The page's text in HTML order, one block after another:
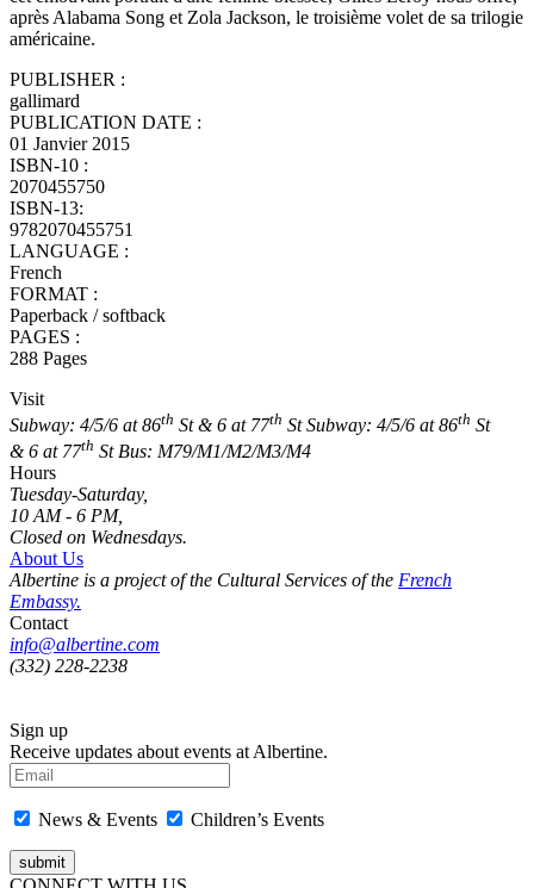
après Alabama Song et Zola Jackson, le troisième volet de sa trilogie
américaine.
PUBLISHER :
gallimard
PUBLICATION DATE :
01 Janvier 2015
ISBN-10 :
2070455750
ISBN-13:
9782070455751
LANGUAGE :
French
FORMAT :
Paperback / softback
PAGES :
288 Pages
Visit
Subway: 4/5/6 at 86th St & 6 at 77th St Subway: 4/5/6 at 86th St
& 6 at 77th StBus: M79/M1/M2/M3/M4
Hours
Tuesday-Saturday,
10 AM - 6 PM,
Closed on Wednesdays.
About Us
Albertine is a project of the Cultural Services of the French
Embassy.
Contact
info@albertine.com
(332) 228-2238
Sign up
Receive updates about events at Albertine.
News & Events Children’s Events